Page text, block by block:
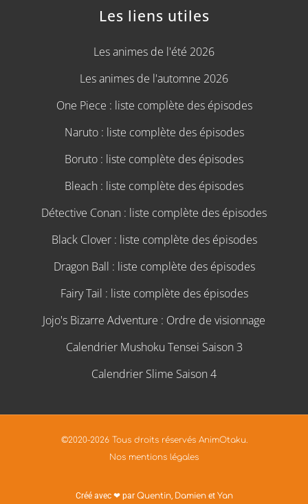
Les liens utiles
Les animes de l'été 2026
Les animes de l'automne 2026
One Piece : liste complète des épisodes
Naruto : liste complète des épisodes
Boruto : liste complète des épisodes
Bleach : liste complète des épisodes
Détective Conan : liste complète des épisodes
Black Clover : liste complète des épisodes
Dragon Ball : liste complète des épisodes
Fairy Tail : liste complète des épisodes
Jojo's Bizarre Adventure : Ordre de visionnage
Calendrier Mushoku Tensei Saison 3
Calendrier Slime Saison 4
©2020-2026 Tous droits réservés AnimOtaku.
Nos mentions légales
Créé avec ❤ par Quentin, Damienet Yan